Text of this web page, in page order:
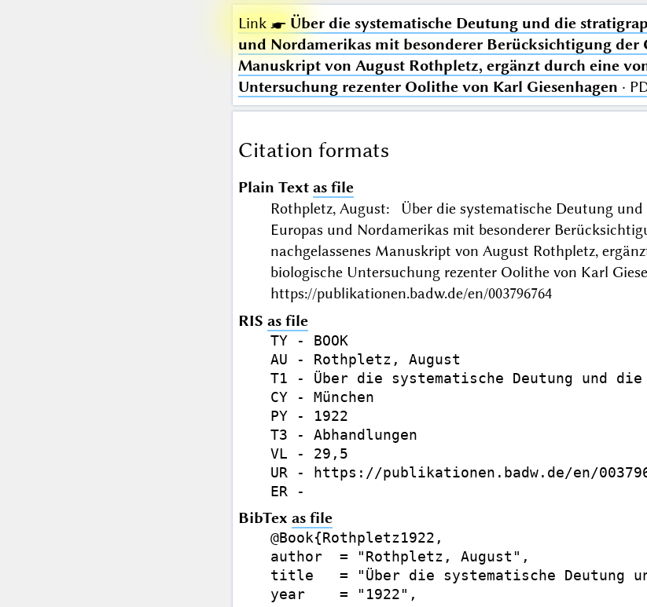
Link ☛ Über die systematische Deutung und die
und Nordamerikas mit besonderer Berücksichtigung der
Manuskript von August Rothpletz, ergänzt durch eine
Untersuchung rezenter Oolithe von Karl Giesenhagen ·
Citation formats
Plain Text as file
Rothpletz, August: Über die systematische Deutung
Europas und Nordamerikas mit besonderer
nachgelassenes Manuskript von August Rothpletz,
biologische Untersuchung rezenter Oolithe von Karl
https://publikationen.badw.de/en/003796764
RIS as file
TY - BOOK
AU - Rothpletz, August
T1 - Über die systematische Deutung und
CY - München
PY - 1922
T3 - Abhandlungen
VL - 29,5
UR - https://publikationen.badw.de/en/
BibTex as file
@Book{Rothpletz1922,
author  = "Rothpletz, August",
title   = "Über die systematische Deutung
year    = "1922",